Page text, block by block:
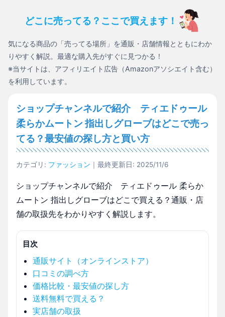
どこに売ってる？ここで買えます！
気になる商品の「売ってる場所」を通販・店舗情報とともにわか
りやすく解説。最適な購入先がすぐに見つかる！
※当サイトは、アフィリエイト広告（Amazonアソシエイト含む）
を利用しています。
ショップチャンネルで紹介 ティエドゥール
柔らかムートン 指出しグローブはどこで売っ
てる？最安値の探し方と買い方
カテゴリ: ファッション ｜最終更新日: 2025/11/6
ショップチャンネルで紹介 ティエドゥール 柔らか
ムートン 指出しグローブはどこで買える？通販・店
舗の取扱先をわかりやすく解説します。
目次
通販サイト（オンラインストア）
口コミの調べ方
価格比較・最安値の探し方
送料無料で買える？
実店舗の取扱